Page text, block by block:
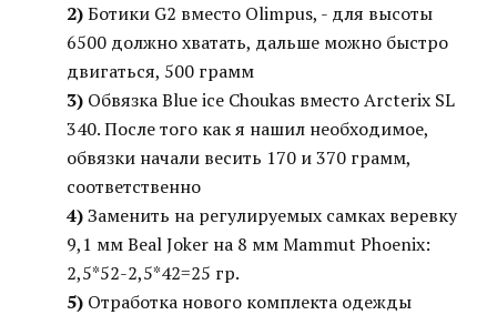
2)Ботики G2 вместо Olimpus, - для высоты
6500 должно хватать, дальше можно быстро
двигаться, 500 грамм
3) Обвязка Blue ice Choukas вместо Arcterix SL
340. После того как я нашил необходимое,
обвязки начали весить 170 и 370 грамм,
соответственно
4)Заменить на регулируемых самках веревку
9,1 мм Beal Joker на 8 мм Mammut Phoenix:
2,5*52-2,5*42=25 гр.
5) Отработка нового комплекта одежды